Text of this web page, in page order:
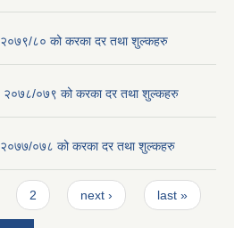
८० को करका दर तथा शुल्कहरु
०७९ को करका दर तथा शुल्कहरु
०७८ को करका दर तथा शुल्कहरु
2 next › last »